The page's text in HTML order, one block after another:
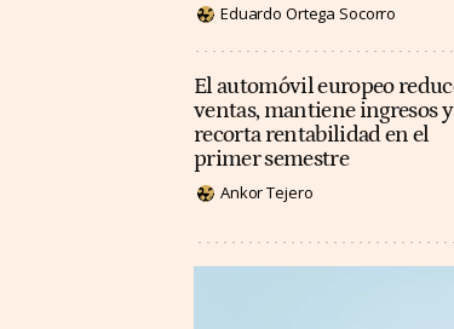
Eduardo Ortega Socorro
El automóvil europeo
ventas, mantiene ingresos y
recorta rentabilidad en el
primer semestre
Ankor Tejero